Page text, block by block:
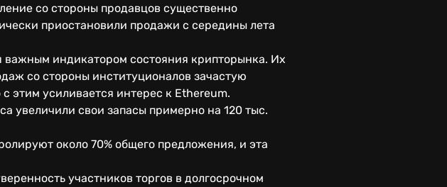
со стороны продавцов существенно
приостановили продажи с середины лета
важным индикатором состояния крипторынка. Их
со стороны институционалов зачастую
этим усиливается интерес к Ethereum.
увеличили свои запасы примерно на 120 тыс.
около 70% общего предложения, и эта
участников торгов в долгосрочном